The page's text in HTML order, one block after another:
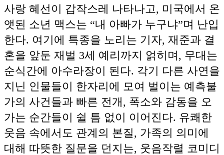
사랑 혜선이 갑작스레 나타나고, 미국에서 온
앳된 소년 맥스는 “내 아빠가 누구냐”며 난입
한다. 여기에 특종을 노리는 기자, 재준과 결
혼을 앞둔 재벌 3세 예리까지 얽히며, 무대는
순식간에 아수라장이 된다. 각기 다른 사연을
지닌 인물들이 한자리에 모여 벌이는 예측불
가의 사건들과 빠른 전개, 폭소와 감동을 오
가는 순간들이 쉴 틈 없이 이어진다. 유쾌한
웃음 속에서도 관계의 본질, 가족의 의미에
대해 따뜻한 질문을 던지는, 웃음작렬 코미디